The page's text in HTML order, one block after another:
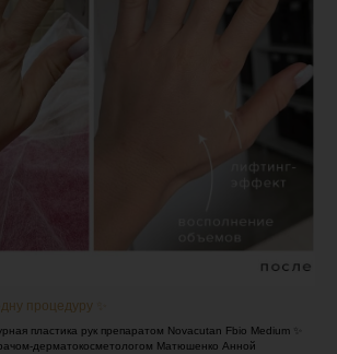
процедуру ✨
пластика рук препаратом Novacutan Fbio Medium ✨
дерматокосметологом Матюшенко Анной